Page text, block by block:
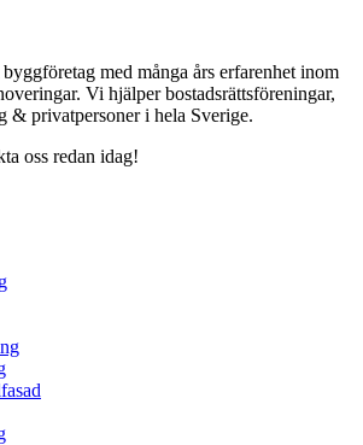
med många års erfarenhet inom
Vi hjälper bostadsrättsföreningar,
& privatpersoner i hela Sverige.
oss redan idag!